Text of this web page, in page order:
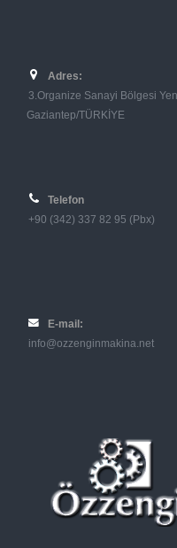
Adres:
3.Organize Sanayi Bölgesi
Gaziantep/TÜRKİYE
Telefon
+90 (342) 337 82 95 (Pbx)
E-mail:
info@ozzenginmakina.net